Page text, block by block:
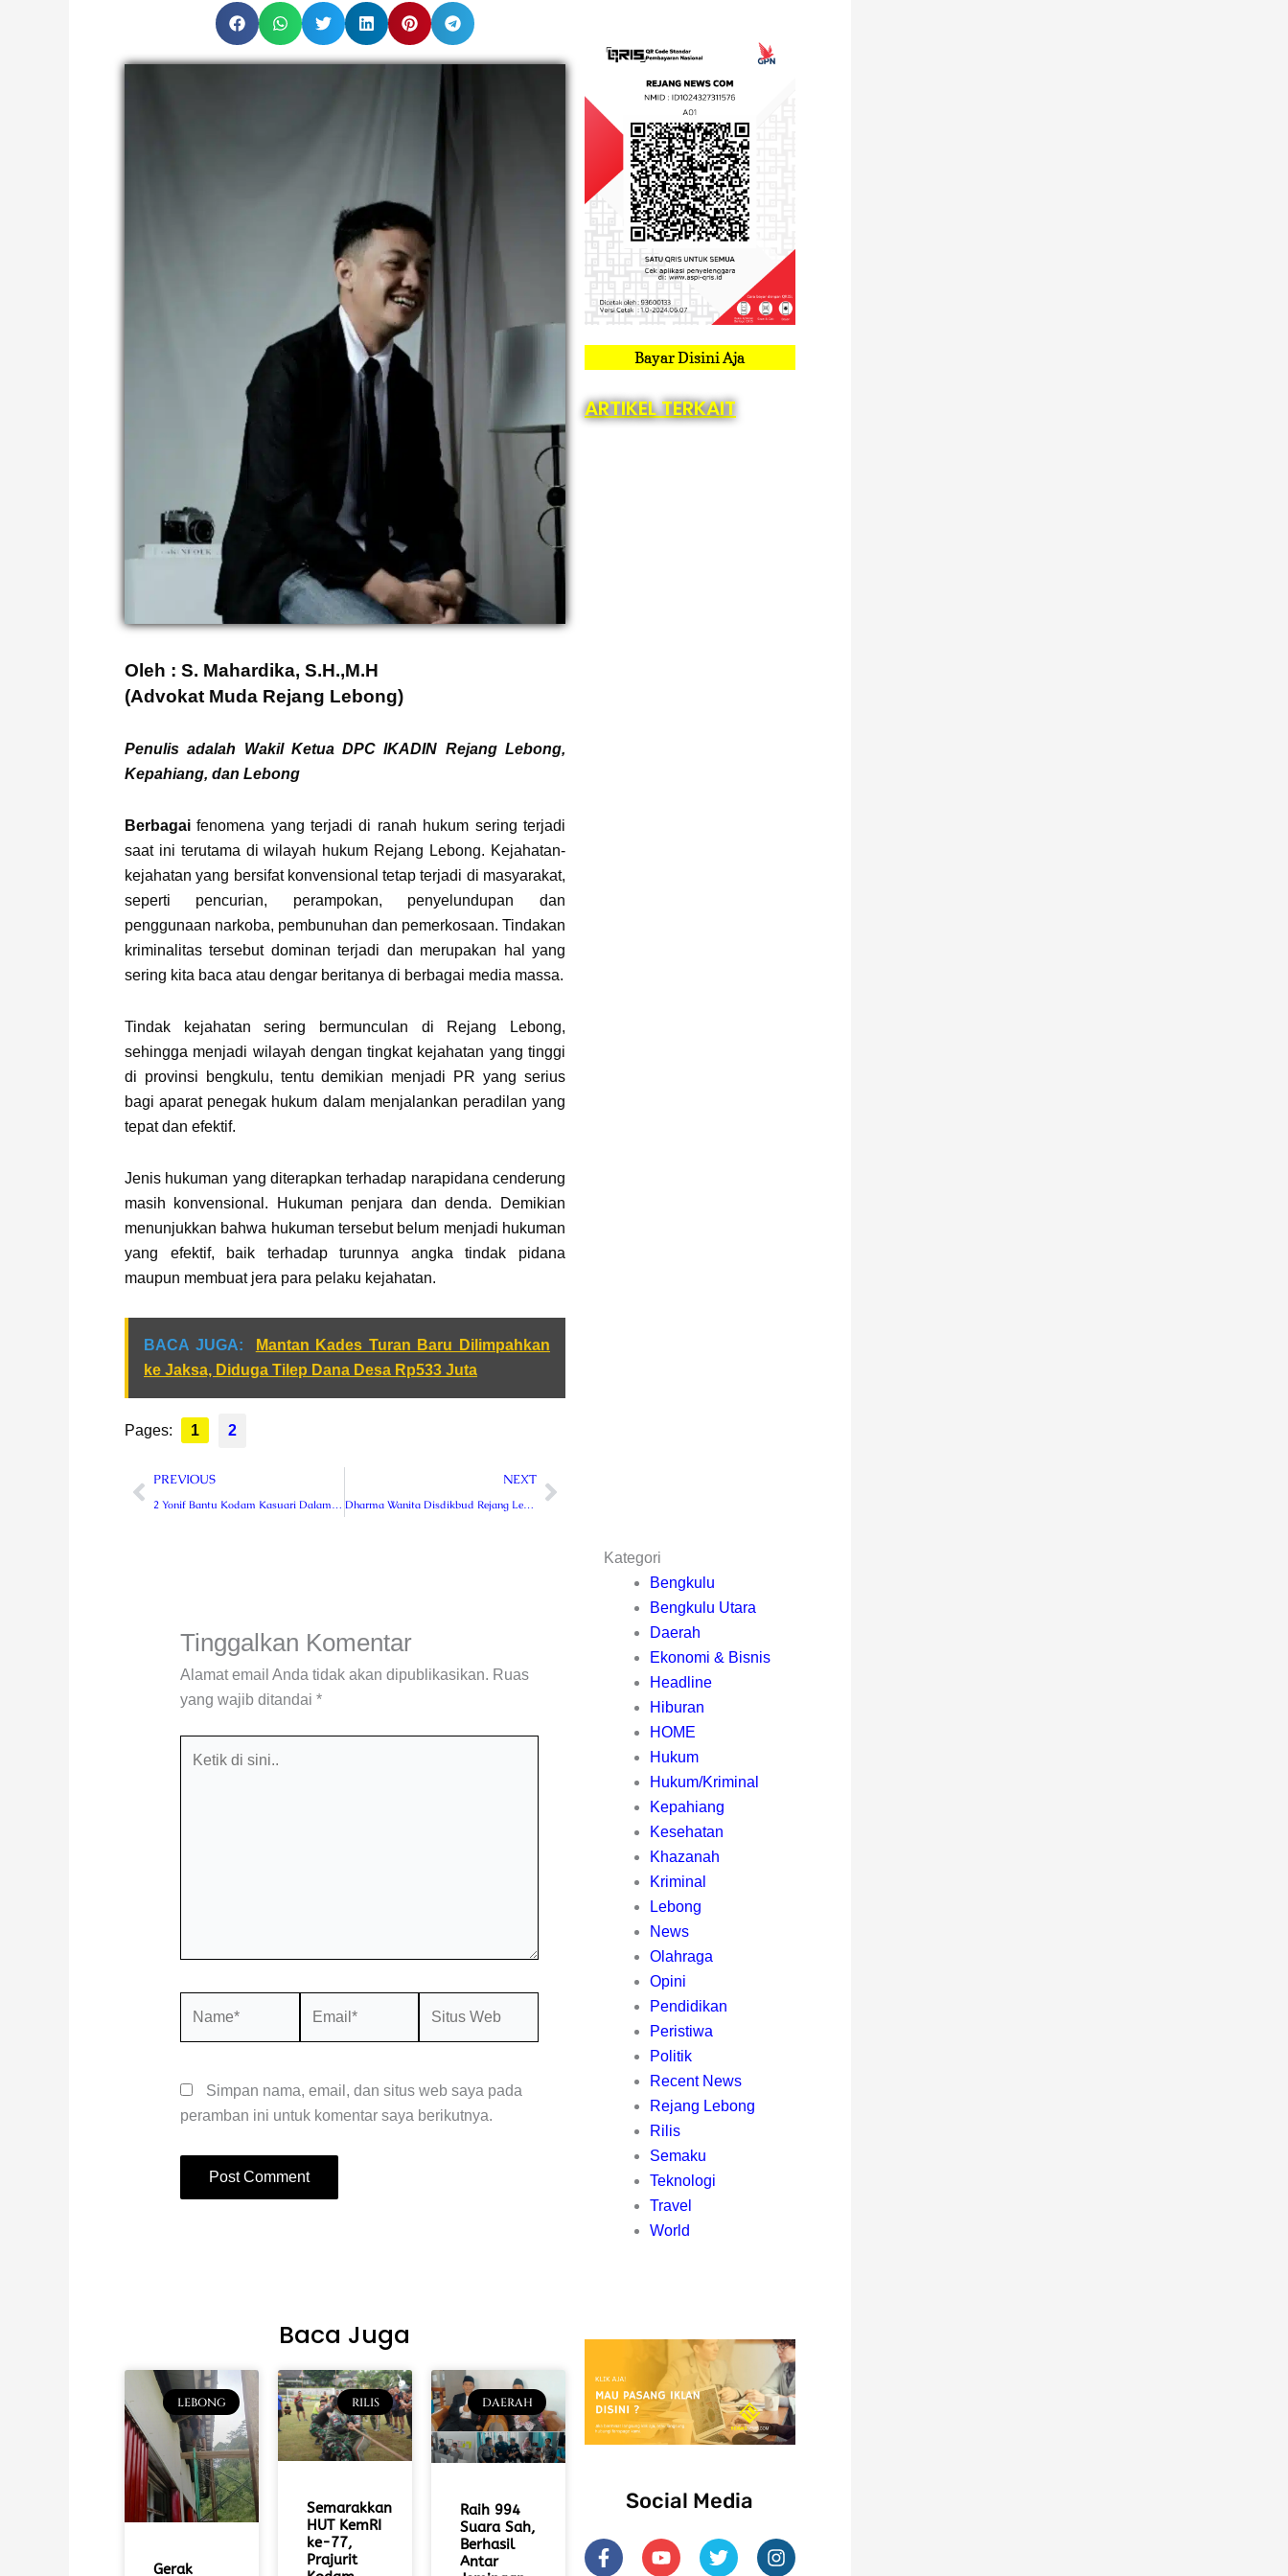
Oleh : S. Mahardika, S.H.,M.H
(Advokat Muda Rejang Lebong)
Penulis adalah Wakil Ketua DPC IKADIN Rejang Lebong,
Kepahiang, dan Lebong
Berbagai fenomena yang terjadi di ranah hukum sering terjadi
saat ini terutama di wilayah hukum Rejang Lebong. Kejahatan-
kejahatan yang bersifat konvensional tetap terjadi di masyarakat,
seperti pencurian, perampokan, penyelundupan dan
penggunaan narkoba, pembunuhan dan pemerkosaan. Tindakan
kriminalitas tersebut dominan terjadi dan merupakan hal yang
sering kita baca atau dengar beritanya di berbagai media massa.
Tindak kejahatan sering bermunculan di Rejang Lebong,
sehingga menjadi wilayah dengan tingkat kejahatan yang tinggi
di provinsi bengkulu, tentu demikian menjadi PR yang serius
bagi aparat penegak hukum dalam menjalankan peradilan yang
tepat dan efektif.
Jenis hukuman yang diterapkan terhadap narapidana cenderung
masih konvensional. Hukuman penjara dan denda. Demikian
menunjukkan bahwa hukuman tersebut belum menjadi hukuman
yang efektif, baik terhadap turunnya angka tindak pidana
maupun membuat jera para pelaku kejahatan.
BACA JUGA:
Mantan Kades Turan Baru Dilimpahkan
ke Jaksa, Diduga Tilep Dana Desa Rp533 Juta
Pages:
Page
1
, Page
2
Prev
PREVIOUS
2 Yonif Bantu Kodam Kasuari Dalam Tugas Kewilayahan
NEXT
Dharma Wanita Disdikbud Rejang Lebong Berbagi Ratusan Paket Takjil Gratis
Next
Bayar Disini Aja
ARTIKEL TERKAIT
Tinggalkan Komentar
Alamat email Anda tidak akan dipublikasikan. Ruas
yang wajib ditandai *
Simpan nama, email, dan situs web saya pada
peramban ini untuk komentar saya berikutnya.
Kategori
Bengkulu
Bengkulu Utara
Daerah
Ekonomi & Bisnis
Headline
Hiburan
HOME
Hukum
Hukum/Kriminal
Kepahiang
Kesehatan
Khazanah
Kriminal
Lebong
News
Olahraga
Opini
Pendidikan
Peristiwa
Politik
Recent News
Rejang Lebong
Rilis
Semaku
Teknologi
Travel
World
Baca Juga
LEBONG
Gerak
RILIS
Semarakkan
HUT KemRI
ke-77,
Prajurit
DAERAH
Raih 994
Suara Sah,
Berhasil
Antar
Social Media
F
a
Y
o
T
w
I
n